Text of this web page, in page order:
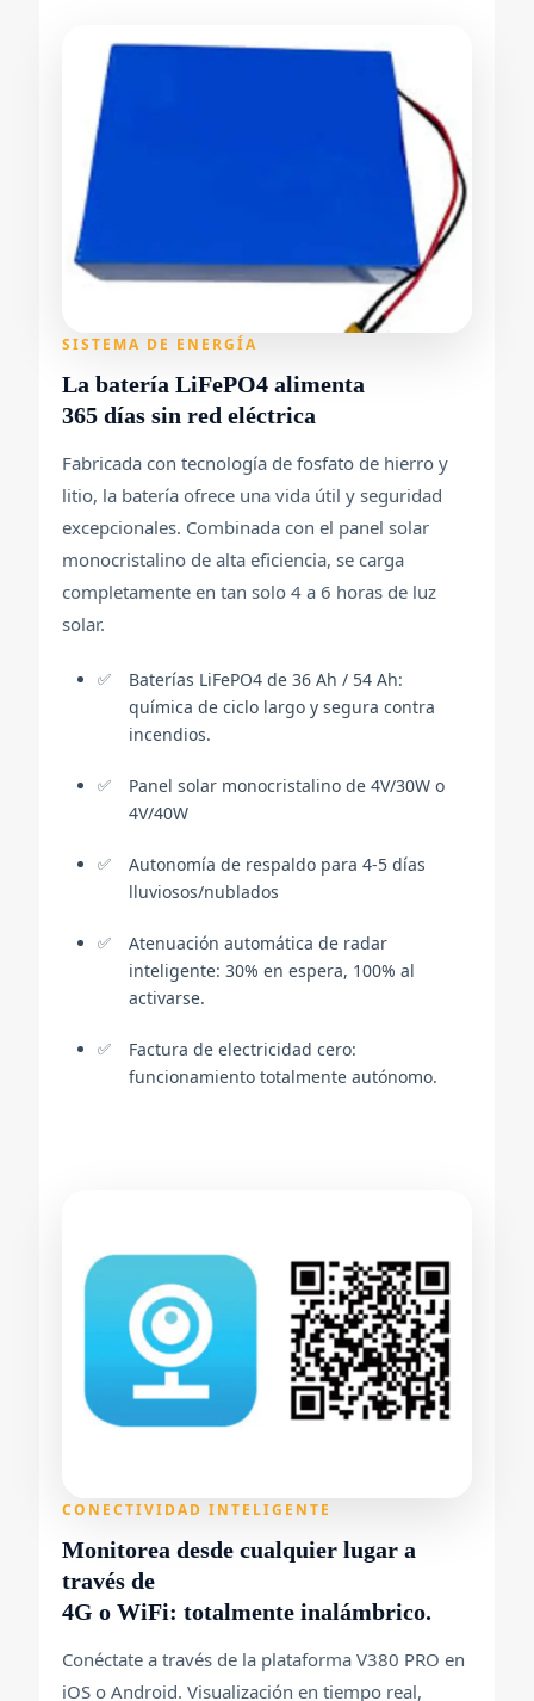
SISTEMA DE ENERGÍA
La batería LiFePO4 alimenta
365 días sin red eléctrica
Fabricada con tecnología de fosfato de hierro y
litio, la batería ofrece una vida útil y seguridad
excepcionales. Combinada con el panel solar
monocristalino de alta eficiencia, se carga
completamente en tan solo 4 a 6 horas de luz
solar.
Baterías LiFePO4 de 36 Ah / 54 Ah:
química de ciclo largo y segura contra
incendios.
Panel solar monocristalino de 4V/30W o
4V/40W
Autonomía de respaldo para 4-5 días
lluviosos/nublados
Atenuación automática de radar
inteligente: 30% en espera, 100% al
activarse.
Factura de electricidad cero:
funcionamiento totalmente autónomo.
CONECTIVIDAD INTELIGENTE
Monitorea desde cualquier lugar a
través de
4G o WiFi: totalmente inalámbrico.
Conéctate a través de la plataforma V380 PRO en
iOS o Android. Visualización en tiempo real,